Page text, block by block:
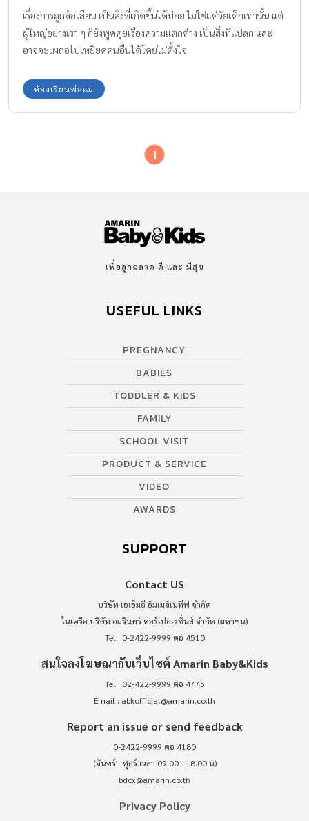
เรื่องการถูกล้อเลียน เป็นสิ่งที่เกิดขึ้นได้บ่อย ไม่ใช่แค่วัยเด็กเท่านั้น แต่
ผู้ใหญ่อย่างเรา ๆ ก็ยังพูดคุยเรื่องความแตกต่าง เป็นสิ่งที่แปลก และ
อาจจะเผลอไปเหยียดคนอื่นได้โดยไม่ตั้งใจ
ห้องเรียนพ่อแม่
1
เพื่อลูกฉลาด ดี และ มีสุข
USEFUL LINKS
PREGNANCY
BABIES
TODDLER & KIDS
FAMILY
SCHOOL VISIT
PRODUCT & SERVICE
VIDEO
AWARDS
SUPPORT
Contact US
บริษัท เอเอ็มอี อิมเมจิเนทีฟ จำกัด
ในเครือ บริษัท อมรินทร์ คอร์เปอเรชั่นส์ จำกัด (มหาชน)
Tel : 0-2422-9999 ต่อ 4510
สนใจลงโฆษณากับเว็บไซต์ Amarin Baby&Kids
Tel : 02-422-9999 ต่อ 4775
Email : abkofficial@amarin.co.th
Report an issue or send feedback
0-2422-9999 ต่อ 4180
(จันทร์ - ศุกร์ เวลา 09.00 - 18.00 น)
bdcx@amarin.co.th
Privacy Policy